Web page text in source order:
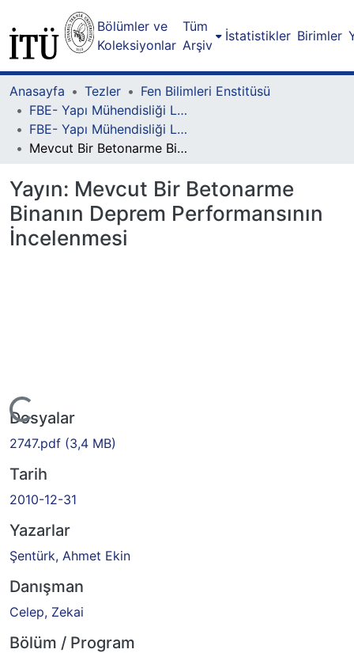
Bölümler ve
Koleksiyonlar
Tüm
Arşiv
İstatistikler Birimler
Anasayfa Tezler
Fen Bilimleri Enstitüsü
FBE- Yapı Mühendisliği Lisansüstü Programı
FBE- Yapı Mühendisliği Lisansüstü Programı - Yüksek Lisans
Mevcut Bir Betonarme Binanın Deprem Performansının İncelenmesi
Yayın: Mevcut Bir Betonarme
Binanın Deprem Performansının
İncelenmesi
Yükleniyor...
Dosyalar
2747.pdf (3,4 MB)
Tarih
2010-12-31
Yazarlar
Şentürk, Ahmet Ekin
Danışman
Celep, Zekai
Bölüm / Program